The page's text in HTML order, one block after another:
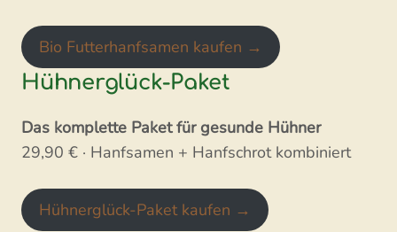
Bio Futterhanfsamen kaufen →
Hühnerglück-Paket
Das komplette Paket für gesunde Hühner
29,90 € · Hanfsamen + Hanfschrot kombiniert
Hühnerglück-Paket kaufen →